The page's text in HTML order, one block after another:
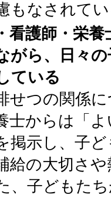
もなされてい
看護師・栄
がら、日々
ている
せつの関係
士からは「
掲示し、子
給の大切さ
、子どもた